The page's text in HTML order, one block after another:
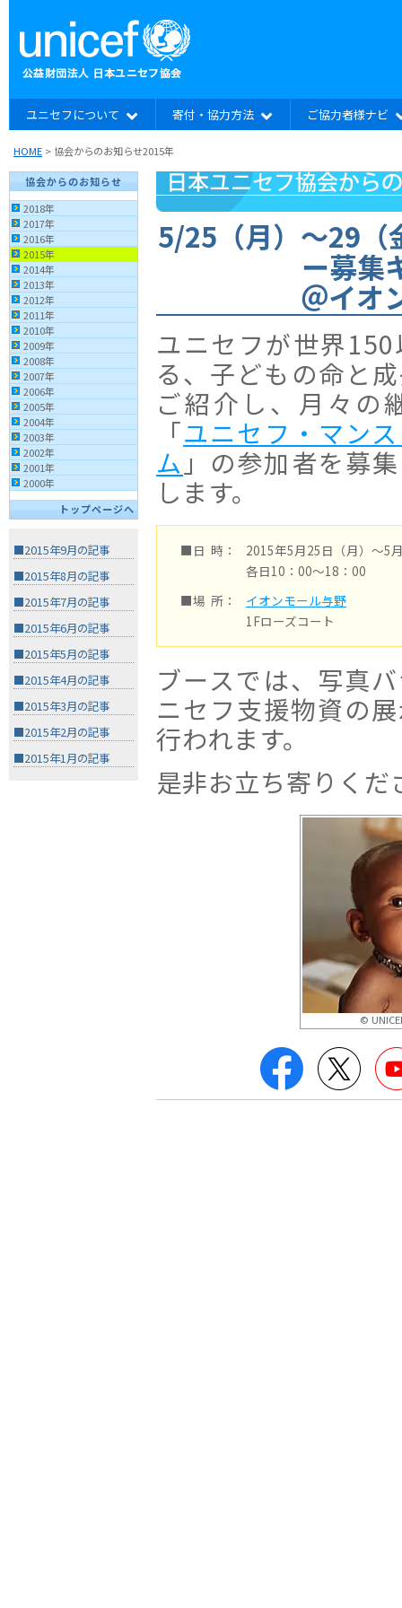
ユニセフについて 寄付・協力方法 ご協力者様ナビ
HOME > 協会からのお知らせ2015年
協会からのお知らせ
2018年
2017年
2016年
2015年
2014年
2013年
2012年
2011年
2010年
2009年
2008年
2007年
2006年
2005年
2004年
2003年
2002年
2001年
2000年
トップページへ
■2015年9月の記事
■2015年8月の記事
■2015年7月の記事
■2015年6月の記事
■2015年5月の記事
■2015年4月の記事
■2015年3月の記事
■2015年2月の記事
■2015年1月の記事
5/25（月）〜29（
ー募集
＠イオ
ユニセフが世界
る、子どもの命と
ご紹介し、月々の
「ユニセフ・マン
ム 」の参加者を募
します。
■日 時：
2015年5月25日（月）〜5
各日10：00〜18：00
■場 所：
イオンモール与野
1Fローズコート
ブースでは、写真
ニセフ支援物資の
行われます。
是非お立ち寄りくだ
©
Facebook